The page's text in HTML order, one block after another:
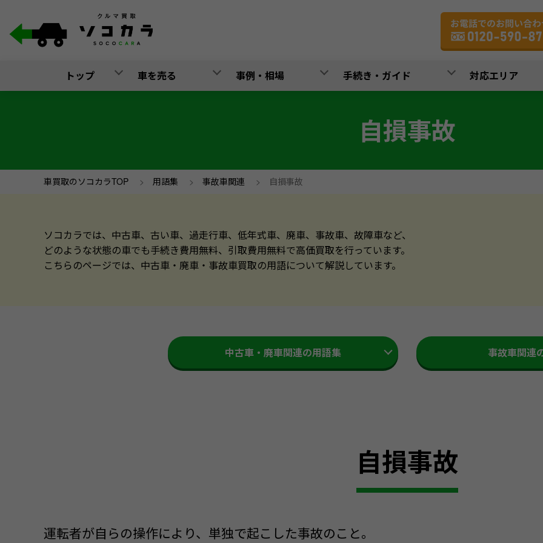
トップ 車を売る 事例・相場 手続き・ガイド 対応エリア
自損事故
車買取のソコカラTOP > 用語集 > 事故車関連 > 自損事故
ソコカラでは、中古車、古い車、過走行車、低年式車、廃車、事故車、故障車など、
どのような状態の車でも手続き費用無料、引取費用無料で高価買取を行っています。
こちらのページでは、中古車・廃車・事故車買取の用語について解説しています。
中古車・廃車関連の用語集 事故車関連
自損事故
運転者が自らの操作により、単独で起こした事故のこと。